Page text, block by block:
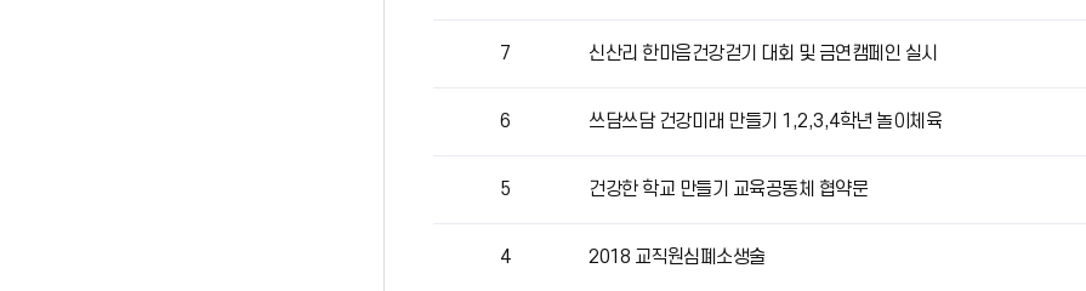
7 신산리 한마음건강걷기 대회 및 금연캠페인 실시
6 쓰담쓰담 건강미래 만들기 1,2,3,4학년 놀이체육
5 건강한 학교 만들기 교육공동체 협약문
4 2018 교직원심폐소생술